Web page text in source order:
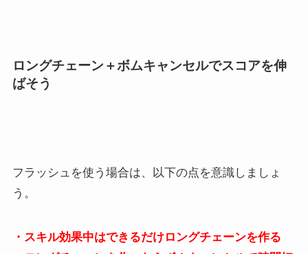
ロングチェーン＋ボムキャンセルでスコアを伸
ばそう
フラッシュを使う場合は、以下の点を意識しましょ
う。
・スキル効果中はできるだけロングチェーンを作る